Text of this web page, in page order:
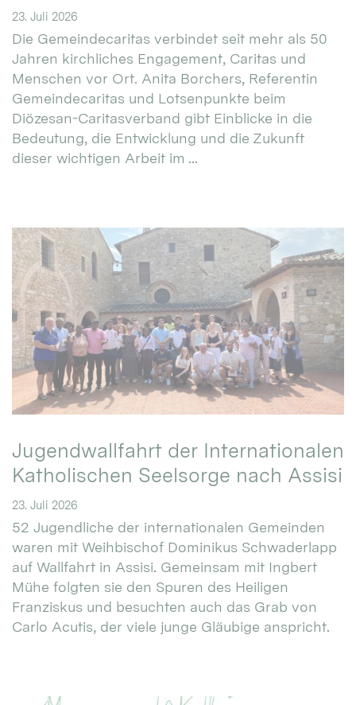
23. Juli 2026
Die Gemeindecaritas verbindet seit mehr als 50
Jahren kirchliches Engagement, Caritas und
Menschen vor Ort. Anita Borchers, Referentin
Gemeindecaritas und Lotsenpunkte beim
Diözesan-Caritasverband gibt Einblicke in die
Bedeutung, die Entwicklung und die Zukunft
dieser wichtigen Arbeit im ...
Jugendwallfahrt der Internationalen
Katholischen Seelsorge nach Assisi
23. Juli 2026
52 Jugendliche der internationalen Gemeinden
waren mit Weihbischof Dominikus Schwaderlapp
auf Wallfahrt in Assisi. Gemeinsam mit Ingbert
Mühe folgten sie den Spuren des Heiligen
Franziskus und besuchten auch das Grab von
Carlo Acutis, der viele junge Gläubige anspricht.